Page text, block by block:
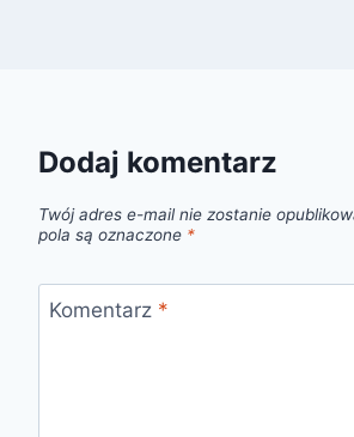
Dodaj komentarz
Twój adres e-mail nie zostanie
pola są oznaczone *
Komentarz *